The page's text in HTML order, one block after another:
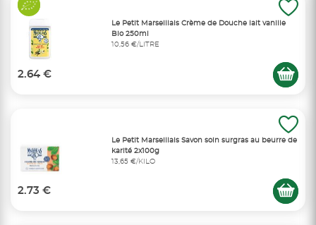
Le Petit Marseillais Crème de Douche lait vanille
Bio 250ml
10,56 €/LITRE
2.64 €
Le Petit Marseillais Savon soin surgras au beurre de
karité 2x100g
13,65 €/KILO
2.73 €